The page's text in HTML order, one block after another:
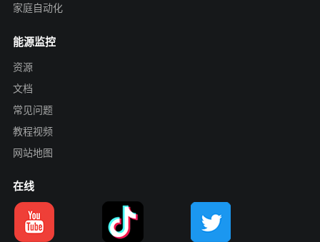
家庭自动化
能源监控
资源
文档
常见问题
教程视频
网站地图
在线